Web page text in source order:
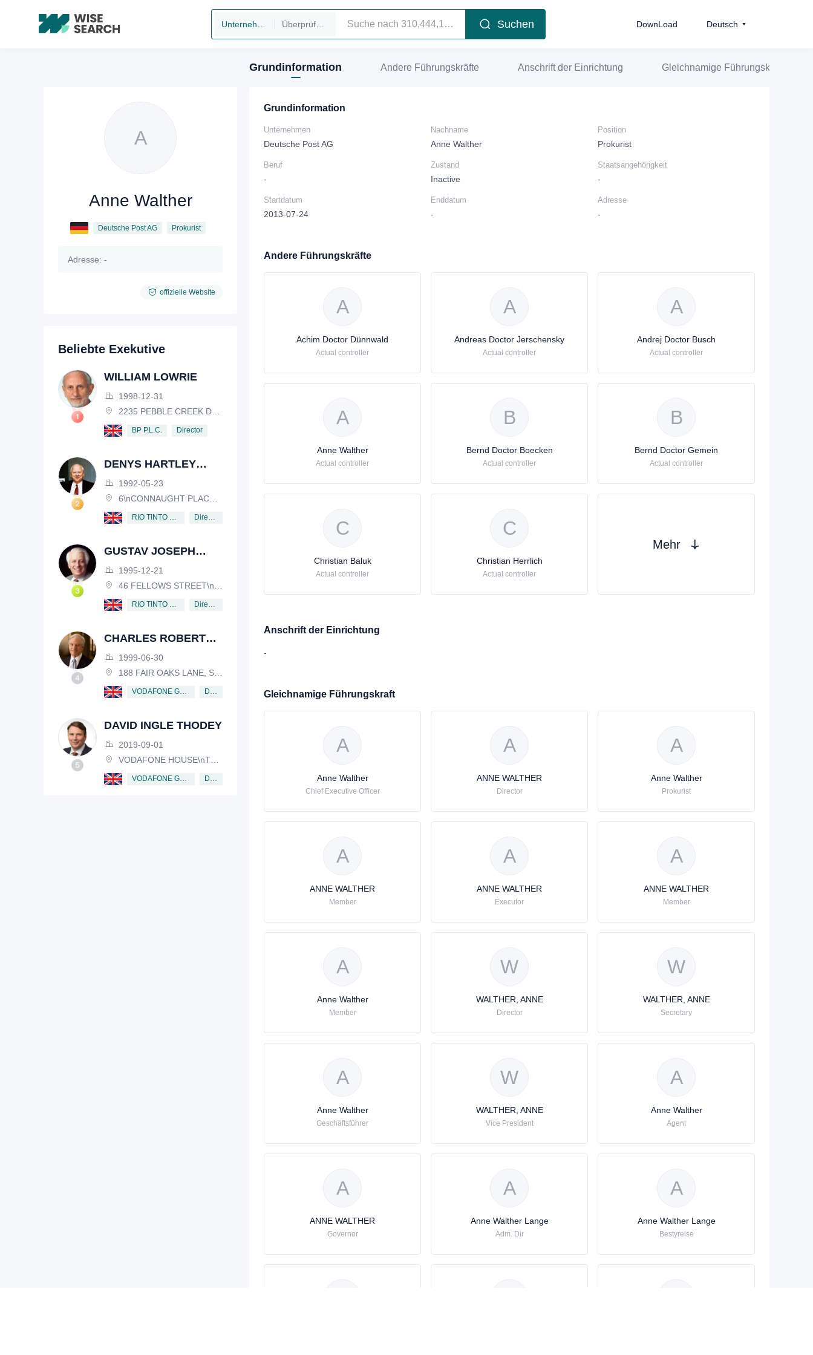
Suchen DownLoad Deutsch
Grundinformation Andere Führungskräfte Anschrift der Einrichtung Gleichnamige Führungskraft
A
Anne Walther
Deutsche Post AG Prokurist
Adresse: -
offizielle Website
Beliebte Exekutive
WILLIAM LOWRIE
1998-12-31
2235 PEBBLE CREEK DRIVE, LISLE, ILLINOIS, IL 60532, USA
BP P.L.C. Director
DENYS HARTLEY
HENDERSON
1992-05-23
6\nCONNAUGHT PLACE, LONDON, W2 2EZ
RIO TINTO PLC
GUSTAV JOSEPH
VICTOR NOSSAL
1995-12-21
46 FELLOWS STREET\nKEW, VICTORIA, 3101, AUSTRALIA
RIO TINTO PLC
CHARLES ROBERT
SCHWAB
1999-06-30
188 FAIR OAKS LANE, SHIV RAFHEL, CALIFORNIA, 94903, USA
VODAFONE GROUP PUBLIC LIMITED COMPANY
DAVID INGLE THODEY
2019-09-01
VODAFONE HOUSE\nTHE CONNECTION, NEWBURY, BERKSHIRE, RG14 2FN
VODAFONE GROUP PUBLIC LIMITED COMPANY
Grundinformation
Unternehmen
Deutsche Post AG
Nachname
Anne Walther
Position
Prokurist
Beruf
-
Zustand
Inactive
Staatsangehörigkeit
-
Startdatum
2013-07-24
Enddatum
-
Adresse
-
Andere Führungskräfte
A
Achim Doctor Dünnwald
Actual controller
A
Andreas Doctor Jerschensky
Actual controller
A
Andrej Doctor Busch
Actual controller
A
Anne Walther
Actual controller
B
Bernd Doctor Boecken
Actual controller
B
Bernd Doctor Gemein
Actual controller
C
Christian Baluk
Actual controller
C
Christian Herrlich
Actual controller
Mehr
Anschrift der Einrichtung
-
Gleichnamige Führungskraft
A
Anne Walther
Chief Executive Officer
A
ANNE WALTHER
Director
A
Anne Walther
Prokurist
A
ANNE WALTHER
Member
A
ANNE WALTHER
Executor
A
ANNE WALTHER
Member
A
Anne Walther
Member
W
WALTHER, ANNE
Director
W
WALTHER, ANNE
Secretary
A
Anne Walther
Geschäftsführer
W
WALTHER, ANNE
Vice President
A
Anne Walther
Agent
A
ANNE WALTHER
Governor
A
Anne Walther Lange
Adm. Dir
A
Anne Walther Lange
Bestyrelse